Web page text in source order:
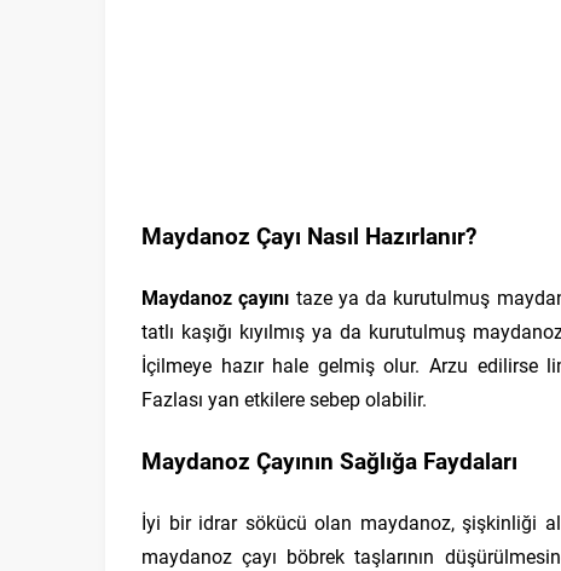
Maydanoz Çayı Nasıl Hazırlanır?
Maydanoz çayını taze ya da kurutulmuş
tatlı kaşığı kıyılmış ya da kurutulmuş
İçilmeye hazır hale gelmiş olur. Arzu edilirse
Fazlası yan etkilere sebep olabilir.
Maydanoz Çayının Sağlığa Faydaları
İyi bir idrar sökücü olan maydanoz, şişkinliği
maydanoz çayı böbrek taşlarının